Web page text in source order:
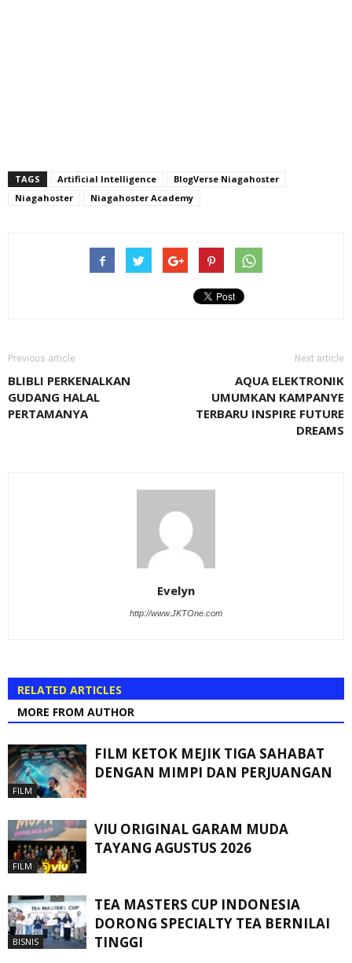
TAGS Artificial Intelligence
BlogVerse Niagahoster
Niagahoster
Niagahoster Academy
Previous article
BLIBLI PERKENALKAN
GUDANG HALAL
PERTAMANYA
Next article
AQUA ELEKTRONIK
UMUMKAN KAMPANYE
TERBARU INSPIRE FUTURE
DREAMS
Evelyn
http://www.JKTOne.com
RELATED ARTICLES
MORE FROM AUTHOR
FILM
FILM KETOK MEJIK TIGA SAHABAT
DENGAN MIMPI DAN PERJUANGAN
FILM
VIU ORIGINAL GARAM MUDA
TAYANG AGUSTUS 2026
BISNIS
TEA MASTERS CUP INDONESIA
DORONG SPECIALTY TEA BERNILAI
TINGGI